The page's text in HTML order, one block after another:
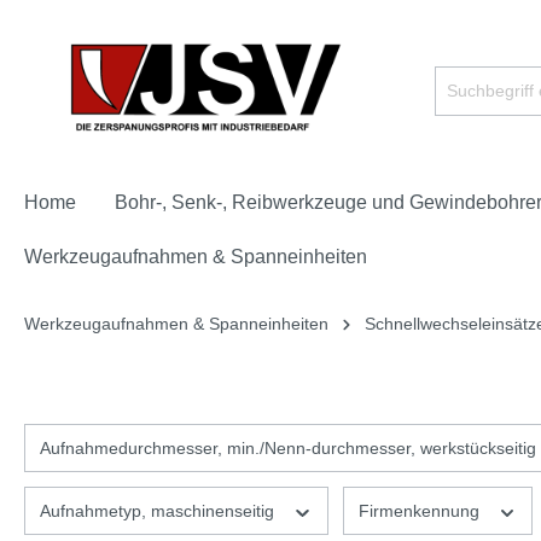
Home Bohr-, Senk-, Reibwerkzeuge und Gewindebohrer
Werkzeugaufnahmen & Spanneinheiten
Werkzeugaufnahmen & Spanneinheiten
Aufnahmedurchmesser, min./Nenn-durchmesser, werkstückseitig
Aufnahmetyp, maschinenseitig Firmenkennung